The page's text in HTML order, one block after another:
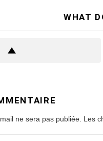
WHAT
ne sera pas publiée. Les